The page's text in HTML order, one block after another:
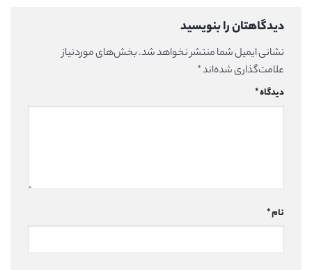
دیدگاهتان را بنویسید
نشانی ایمیل شما منتشر نخواهد شد.بخش‌های موردنیاز
علامت‌گذاری شده‌اند*
دیدگاه*
نام*